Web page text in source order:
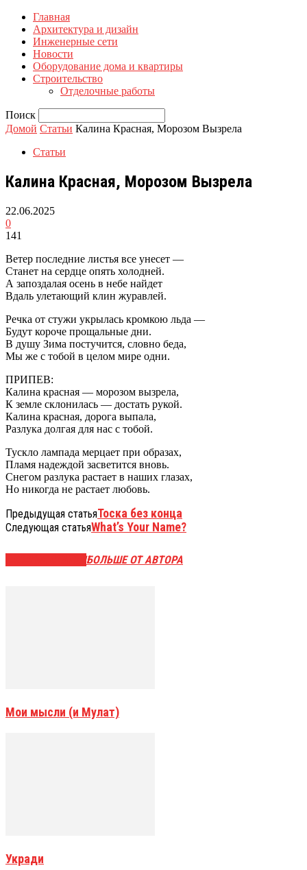
Главная
Архитектура и дизайн
Инженерные сети
Новости
Оборудование дома и квартиры
Строительство
Отделочные работы
Поиск
Домой Статьи Калина Красная, Морозом Вызрела
Статьи
Калина Красная, Морозом Вызрела
22.06.2025
0
141
Ветер последние листья все унесет —
Станет на сердце опять холодней.
А запоздалая осень в небе найдет
Вдаль улетающий клин журавлей.
Речка от стужи укрылась кромкою льда —
Будут короче прощальные дни.
В душу Зима постучится, словно беда,
Мы же с тобой в целом мире одни.
ПРИПЕВ:
Калина красная — морозом вызрела,
К земле склонилась — достать рукой.
Калина красная, дорога выпала,
Разлука долгая для нас с тобой.
Тускло лампада мерцает при образах,
Пламя надеждой засветится вновь.
Снегом разлука растает в наших глазах,
Но никогда не растает любовь.
Предыдущая статьяТоска без конца
Следующая статьяWhat’s Your Name?
БОЛЬШЕ ОТ АВТОРА
Мои мысли (и Мулат)
Укради